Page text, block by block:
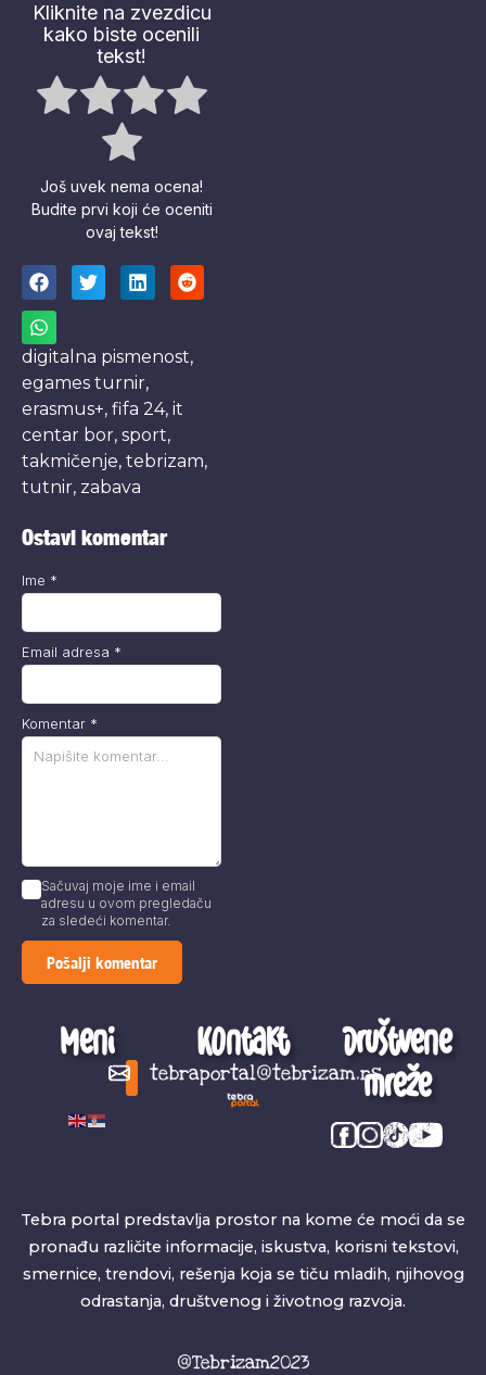
Kliknite na zvezdicu
kako biste ocenili
tekst!
Još uvek nema ocena!
Budite prvi koji će oceniti
ovaj tekst!
digitalna pismenost,
egames turnir,
erasmus+, fifa 24, it
centar bor, sport,
takmičenje, tebrizam,
tutnir, zabava
Ostavi komentar
Komentar *
Ime *
Email adresa *
Sačuvaj moje ime i email
adresu u ovom pregledaču
za sledeći komentar.
Meni Kontakt
tebraportal@tebrizam.rs
Društvene
mreže
Tebra portal predstavlja prostor na kome će moći da se
pronađu različite informacije, iskustva, korisni tekstovi,
smernice, trendovi, rešenja koja se tiču mladih, njihovog
odrastanja, društvenog i životnog razvoja.
@Tebrizam2023